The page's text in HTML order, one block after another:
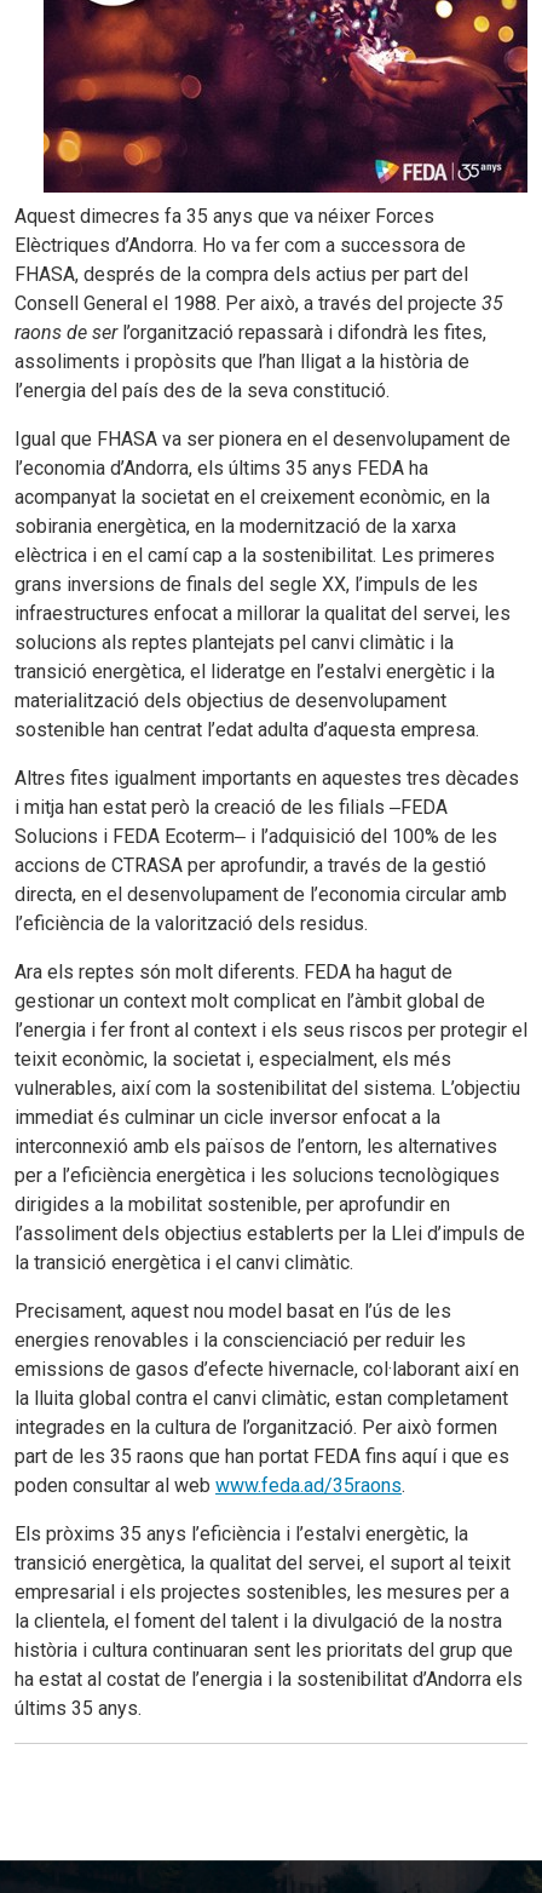
Aquest dimecres fa 35 anys que va néixer Forces
Elèctriques d’Andorra. Ho va fer com a successora de
FHASA, després de la compra dels actius per part del
Consell General el 1988. Per això, a través del projecte 35
raons de ser l’organització repassarà i difondrà les fites,
assoliments i propòsits que l’han lligat a la història de
l’energia del país des de la seva constitució.
Igual que FHASA va ser pionera en el desenvolupament de
l’economia d’Andorra, els últims 35 anys FEDA ha
acompanyat la societat en el creixement econòmic, en la
sobirania energètica, en la modernització de la xarxa
elèctrica i en el camí cap a la sostenibilitat. Les primeres
grans inversions de finals del segle XX, l’impuls de les
infraestructures enfocat a millorar la qualitat del servei, les
solucions als reptes plantejats pel canvi climàtic i la
transició energètica, el lideratge en l’estalvi energètic i la
materialització dels objectius de desenvolupament
sostenible han centrat l’edat adulta d’aquesta empresa.
Altres fites igualment importants en aquestes tres dècades
i mitja han estat però la creació de les filials ‒FEDA
Solucions i FEDA Ecoterm‒ i l’adquisició del 100% de les
accions de CTRASA per aprofundir, a través de la gestió
directa, en el desenvolupament de l’economia circular amb
l’eficiència de la valorització dels residus.
Ara els reptes són molt diferents. FEDA ha hagut de
gestionar un context molt complicat en l’àmbit global de
l’energia i fer front al context i els seus riscos per protegir el
teixit econòmic, la societat i, especialment, els més
vulnerables, així com la sostenibilitat del sistema. L’objectiu
immediat és culminar un cicle inversor enfocat a la
interconnexió amb els països de l’entorn, les alternatives
per a l’eficiència energètica i les solucions tecnològiques
dirigides a la mobilitat sostenible, per aprofundir en
l’assoliment dels objectius establerts per la Llei d’impuls de
la transició energètica i el canvi climàtic.
Precisament, aquest nou model basat en l’ús de les
energies renovables i la conscienciació per reduir les
emissions de gasos d’efecte hivernacle, col·laborant així en
la lluita global contra el canvi climàtic, estan completament
integrades en la cultura de l’organització. Per això formen
part de les 35 raons que han portat FEDA fins aquí i que es
poden consultar al web www.feda.ad/35raons.
Els pròxims 35 anys l’eficiència i l’estalvi energètic, la
transició energètica, la qualitat del servei, el suport al teixit
empresarial i els projectes sostenibles, les mesures per a
la clientela, el foment del talent i la divulgació de la nostra
història i cultura continuaran sent les prioritats del grup que
ha estat al costat de l’energia i la sostenibilitat d’Andorra els
últims 35 anys.